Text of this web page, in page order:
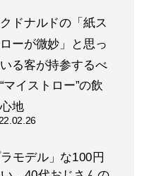
ドナルドの「紙ス
ローが微妙」と思っ
る客が持参するべ
マイストロー”の飲
地
モデル」な100円